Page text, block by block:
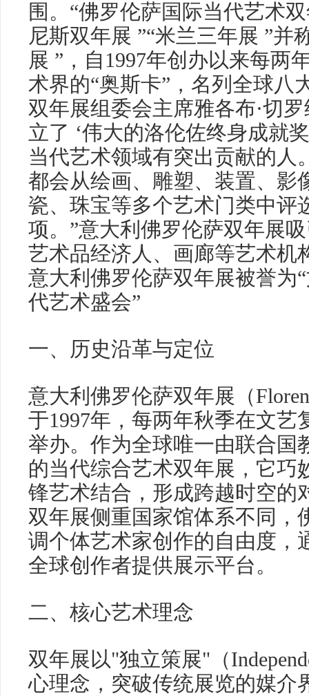
围。“佛罗伦萨国际当代艺术
尼斯双年展 ”“米兰三年展 ”并
展 ”，自1997年创办以来每两
术界的“奥斯卡”，名列全球八
双年展组委会主席雅各布·切
立了 ‘伟大的洛伦佐终身成就
当代艺术领域有突出贡献的人
都会从绘画、雕塑、装置、影
瓷、珠宝等多个艺术门类中评
项。”意大利佛罗伦萨双年展
艺术品经济人、画廊等艺术机
意大利佛罗伦萨双年展被誉为
代艺术盛会”
一、历史沿革与定位
意大利佛罗伦萨双年展（
于1997年，每两年秋季在文艺
举办。作为全球唯一由联合国
的当代综合艺术双年展，它巧
锋艺术结合，形成跨越时空的
双年展侧重国家馆体系不同，
调个体艺术家创作的自由度，
全球创作者提供展示平台。
二、核心艺术理念
双年展以"独立策展"（
心理念，突破传统展览的媒介